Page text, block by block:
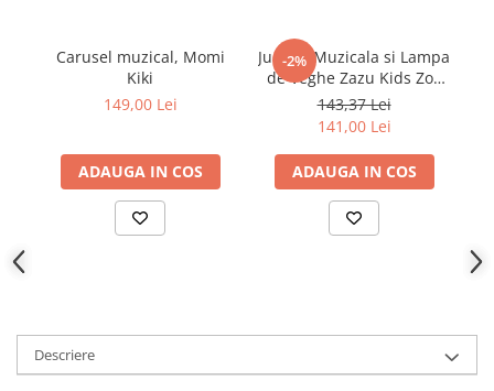
Carusel muzical, Momi
Kiki
149,00 Lei
ADAUGA IN COS
-2%
Jucarie Muzicala si Lampa
de Veghe Zazu Kids Zoe
Blue
143,37 Lei
141,00 Lei
ADAUGA IN COS
Descriere